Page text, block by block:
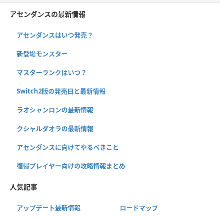
アセンダンスの最新情報
アセンダンスはいつ発売？
新登場モンスター
マスターランクはいつ？
Switch2版の発売日と最新情報
ラオシャンロンの最新情報
クシャルダオラの最新情報
アセンダンスに向けてやるべきこと
復帰プレイヤー向けの攻略情報まとめ
人気記事
アップデート最新情報 ロードマップ